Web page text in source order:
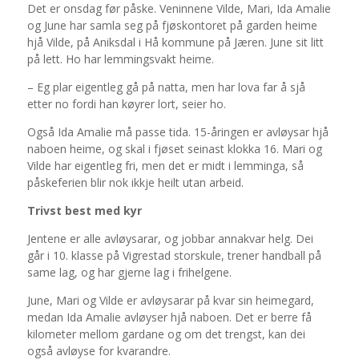
Det er onsdag før påske. Veninnene Vilde, Mari, Ida Amalie
og June har samla seg på fjøskontoret på garden heime
hjå Vilde, på Aniksdal i Hå kommune på Jæren. June sit litt
på lett. Ho har lemmingsvakt heime.
– Eg plar eigentleg gå på natta, men har lova far å sjå
etter no fordi han køyrer lort, seier ho.
Også Ida Amalie må passe tida. 15-åringen er avløysar hjå
naboen heime, og skal i fjøset seinast klokka 16. Mari og
Vilde har eigentleg fri, men det er midt i lemminga, så
påskeferien blir nok ikkje heilt utan arbeid.
Trivst best med kyr
Jentene er alle avløysarar, og jobbar annakvar helg. Dei
går i 10. klasse på Vigrestad storskule, trener handball på
same lag, og har gjerne lag i frihelgene.
June, Mari og Vilde er avløysarar på kvar sin heimegard,
medan Ida Amalie avløyser hjå naboen. Det er berre få
kilometer mellom gardane og om det trengst, kan dei
også avløyse for kvarandre.